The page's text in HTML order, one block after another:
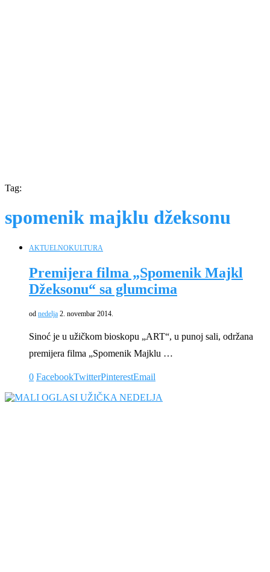
Tag:
spomenik majklu džeksonu
AKTUELNOKULTURA
Premijera filma „Spomenik Majkl
Džeksonu“ sa glumcima
od nedelja 2. novembar 2014.
Sinoć je u užičkom bioskopu „ART“, u punoj sali, održana
premijera filma „Spomenik Majklu …
0 FacebookTwitterPinterestEmail